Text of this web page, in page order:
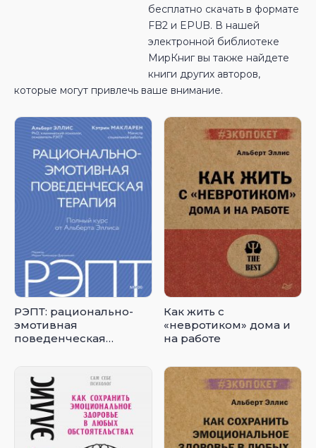
бесплатно скачать в формате
FB2 и EPUB. В нашей
электронной библиотеке
МирКниг вы также найдете
книги других авторов,
которые могут привлечь ваше внимание.
РЭПТ: рационально-
эмотивная
поведенческая
Как жить с
«невротиком» дома и
на работе